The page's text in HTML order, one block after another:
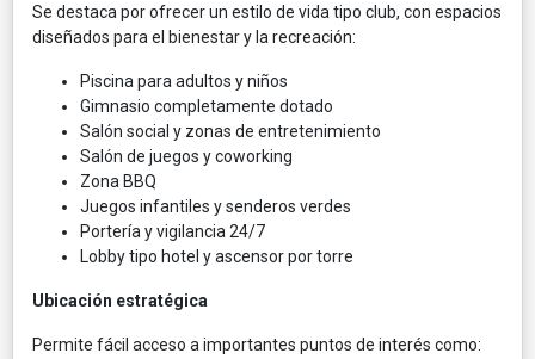
Se destaca por ofrecer un estilo de vida tipo club, con espacios
diseñados para el bienestar y la recreación:
Piscina para adultos y niños
Gimnasio completamente dotado
Salón social y zonas de entretenimiento
Salón de juegos y coworking
Zona BBQ
Juegos infantiles y senderos verdes
Portería y vigilancia 24/7
Lobby tipo hotel y ascensor por torre
Ubicación estratégica
Permite fácil acceso a importantes puntos de interés como: